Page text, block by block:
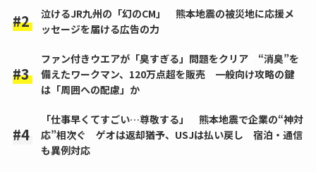
泣けるJR九州の「幻のCM」 熊本地震の被災地に応援メ
ッセージを届ける広告の力
ファン付きウエアが「臭すぎる」問題をクリア “消臭”を
備えたワークマン、120万点超を販売 一般向け攻略の鍵
は「周囲への配慮」か
「仕事早くてすごい…尊敬する」 熊本地震で企業の“神対
応”相次ぐ ゲオは返却猶予、USJは払い戻し 宿泊・通信
も異例対応